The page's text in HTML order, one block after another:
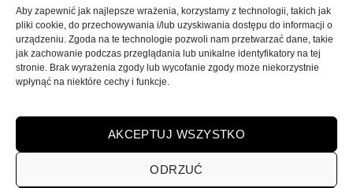
Aby zapewnić jak najlepsze wrażenia, korzystamy z technologii, takich jak
pliki cookie, do przechowywania i/lub uzyskiwania dostępu do informacji o
urządzeniu. Zgoda na te technologie pozwoli nam przetwarzać dane, takie
jak zachowanie podczas przeglądania lub unikalne identyfikatory na tej
stronie. Brak wyrażenia zgody lub wycofanie zgody może niekorzystnie
wpłynąć na niektóre cechy i funkcje.
AKCEPTUJ WSZYSTKO
ODRZUĆ
COOLERS/ICE CONTAINERS
SALT/PEPPER SHAKERS
SECURE DELIVERY